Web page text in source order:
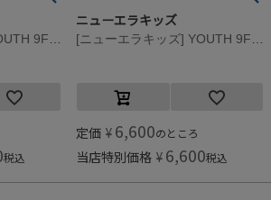
税込
ニューエラキッズ
定価 ¥ 6,600のところ
当店特別価格 ¥ 6,600税込